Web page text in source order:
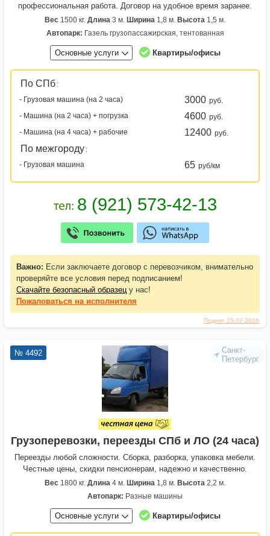
Поднят 25.07.2026
профессиональная работа. Договор на удобное время заранее.
Вес 1500 кг. Длина 3 м. Ширина 1,8 м. Высота 1,5 м.
Автопарк: Газель грузопассажирская, тентованная
Основные услуги Квартиры/офисы
По СПб :
- Грузовая машина (на 2 часа)
3000 руб.
- Машина (на 2 часа) + погрузка
4600 руб.
- Машина (на 4 часа) + рабочие
12400 руб.
По межгороду :
- Грузовая машина
65 руб/км
Важно: Если заключаете договор с перевозчиком, внимательно
проверяйте все условия перед подписанием!
Скачайте безопасный образецу нас!
Пожаловаться на исполнителя
Санкт-
Петербург
№ 4492
Грузоперевозки, переезды СПб и ЛО (24 часа)
Переезды любой сложности. Сборка, разборка, упаковка мебели.
Честные цены, скидки пенсионерам, надежно и качественно.
Вес 1800 кг. Длина 4 м. Ширина 1,8 м. Высота 2,2 м.
Автопарк: Разные машины
Основные услуги Квартиры/офисы